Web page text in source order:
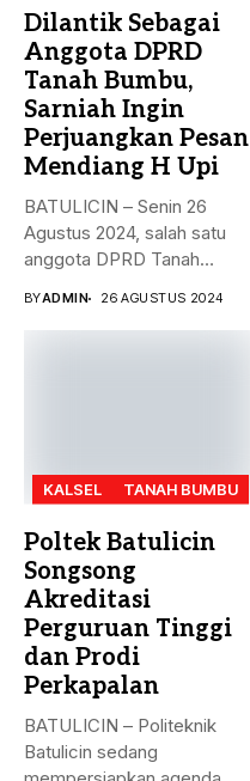
Dilantik Sebagai
Anggota DPRD
Tanah Bumbu,
Sarniah Ingin
Perjuangkan Pesan
Mendiang H Upi
BATULICIN – Senin 26
Agustus 2024, salah satu
anggota DPRD Tanah
BYADMIN 26 AGUSTUS 2024
KALSEL TANAH BUMBU
Poltek Batulicin
Songsong
Akreditasi
Perguruan Tinggi
dan Prodi
Perkapalan
BATULICIN – Politeknik
Batulicin sedang